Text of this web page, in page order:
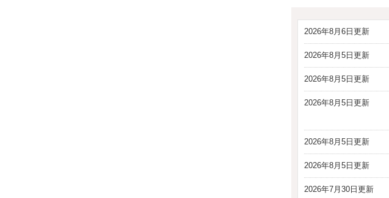
2026年8月6日更新
2026年8月5日更新
2026年8月5日更新
2026年8月5日更新
2026年8月5日更新
2026年8月5日更新
2026年7月30日更新